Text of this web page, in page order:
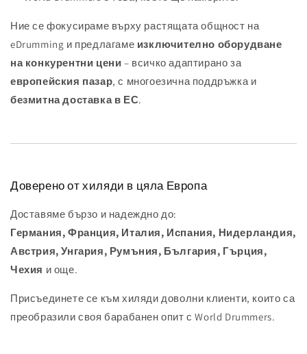
Ние се фокусираме върху растящата общност на
eDrumming и предлагаме изключително оборудване
на конкурентни цени – всичко адаптирано за
европейския пазар, с многоезична поддръжка и
безмитна доставка в ЕС.
Доверено от хиляди в цяла Европа
Доставяме бързо и надеждно до:
Германия, Франция, Италия, Испания, Нидерландия,
Австрия, Унгария, Румъния, България, Гърция,
Чехия и още.
Присъединете се към хиляди доволни клиенти, които са
преобразили своя барабанен опит с World Drummers.